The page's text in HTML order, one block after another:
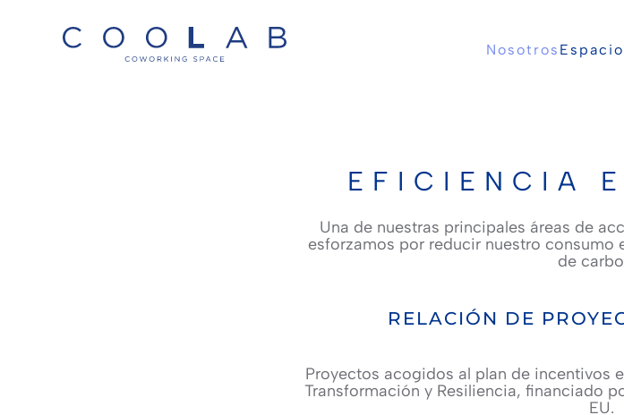
Skip to main content Nosotros
EFICIENCIA
Una de nuestras principales áreas de
esforzamos por reducir nuestro consumo
de
RELACIÓN DE
Proyectos acogidos al plan de incentivos
Transformación y Resiliencia, financiado
EU.